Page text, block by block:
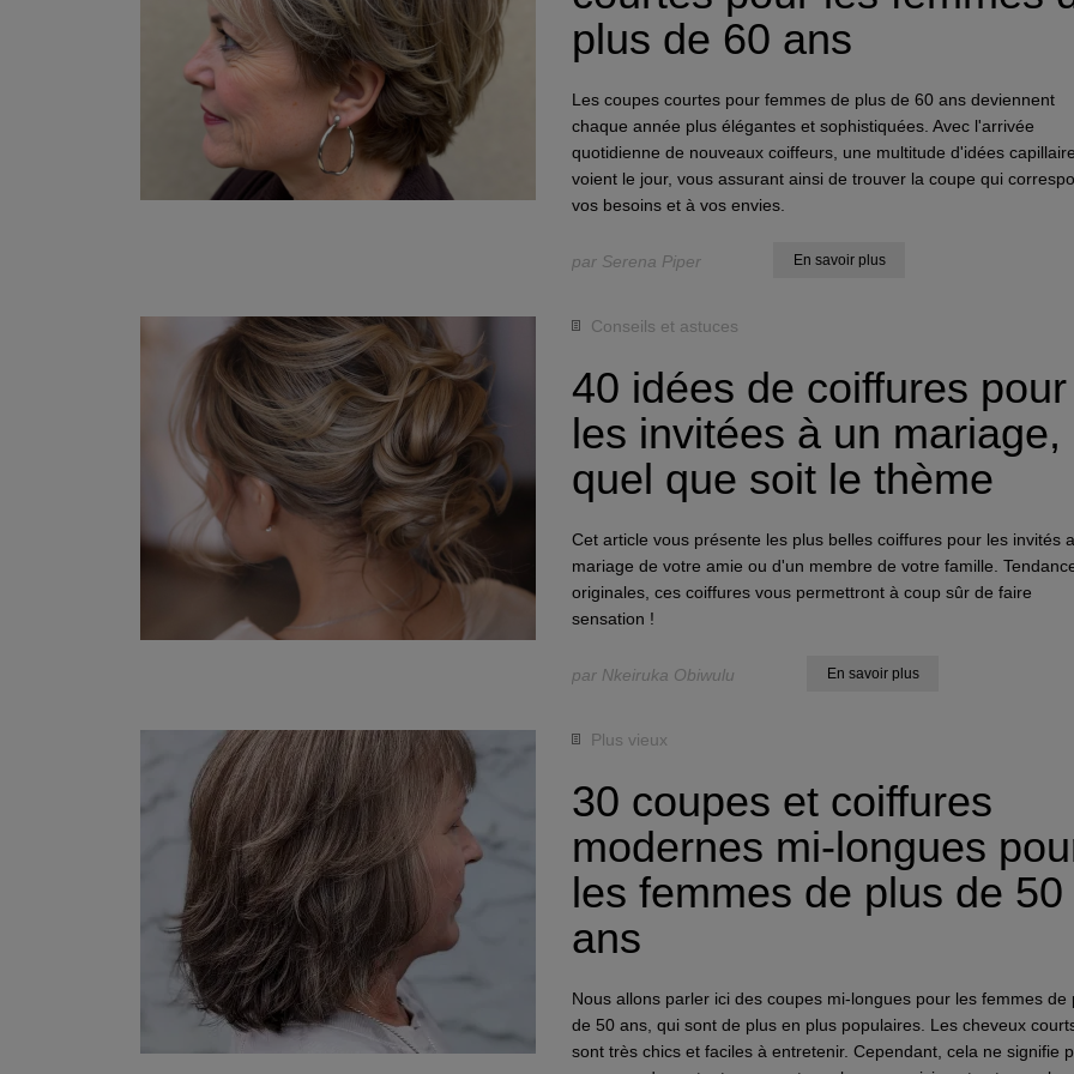
plus de 60 ans
Les coupes courtes pour femmes de plus de 60 ans deviennent
chaque année plus élégantes et sophistiquées. Avec l'arrivée
quotidienne de nouveaux coiffeurs, une multitude d'idées
voient le jour, vous assurant ainsi de trouver la coupe qui
vos besoins et à vos envies.
par Serena Piper En savoir plus
Conseils et astuces
40 idées de coiffures pour
les invitées à un mariage,
quel que soit le thème
Cet article vous présente les plus belles coiffures pour les invités
mariage de votre amie ou d'un membre de votre famille.
originales, ces coiffures vous permettront à coup sûr de faire
sensation !
par Nkeiruka Obiwulu En savoir plus
Plus vieux
30 coupes et coiffures
modernes mi-longues
les femmes de plus de 50
ans
Nous allons parler ici des coupes mi-longues pour les femmes de
de 50 ans, qui sont de plus en plus populaires. Les cheveux
sont très chics et faciles à entretenir. Cependant, cela ne signifie